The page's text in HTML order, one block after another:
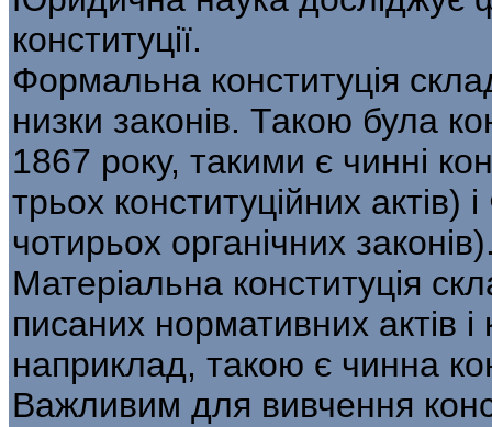
конституції.
Формальна конституція
низки законів. Такою була
1867 року, такими є чинні
трьох конституційних актів)
чотирьох органічних
Матеріальна конституція
писаних нормативних актів і
наприклад, такою є чинна
Важливим для вивчення